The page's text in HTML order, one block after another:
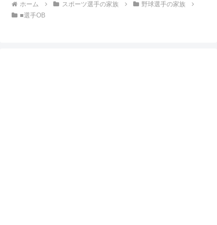
ホーム スポーツ選手の家族
野球選手の家族
■選手OB